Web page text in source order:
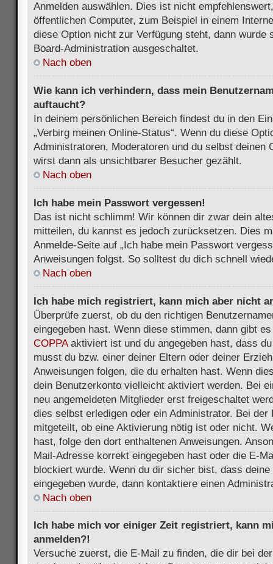
Anmelden auswählen. Dies ist nicht
öffentlichen Computer, zum Beispiel in einem
diese Option nicht zur Verfügung steht, dann wurde
Board-Administration ausgeschaltet.
Nach oben
Wie kann ich verhindern, dass mein
auftaucht?
In deinem persönlichen Bereich findest du in den
„Verbirg meinen Online-Status“. Wenn du diese
Administratoren, Moderatoren und du selbst deinen
wirst dann als unsichtbarer Besucher gezählt.
Nach oben
Ich habe mein Passwort vergessen!
Das ist nicht schlimm! Wir können dir zwar dein
mitteilen, du kannst es jedoch zurücksetzen. Dies
Anmelde-Seite auf „Ich habe mein Passwort
Anweisungen folgst. So solltest du dich schnell
Nach oben
Ich habe mich registriert, kann mich aber nicht
Überprüfe zuerst, ob du den richtigen
eingegeben hast. Wenn diese stimmen, dann gibt
COPPAaktiviert ist und du angegeben hast, dass
musst du bzw. einer deiner Eltern oder deiner
Anweisungen folgen, die du erhalten hast. Wenn
dein Benutzerkonto vielleicht aktiviert werden. Bei
neu angemeldeten Mitglieder erst freigeschaltet
dies selbst erledigen oder ein Administrator. Bei der
mitgeteilt, ob eine Aktivierung nötig ist oder nicht.
hast, folge den dort enthaltenen Anweisungen.
Mail-Adresse korrekt eingegeben hast oder die E-
blockiert wurde. Wenn du dir sicher bist, dass
eingegeben wurde, dann kontaktiere einen
Nach oben
Ich habe mich vor einiger Zeit registriert, kann
anmelden?!
Versuche zuerst, die E-Mail zu finden, die dir bei